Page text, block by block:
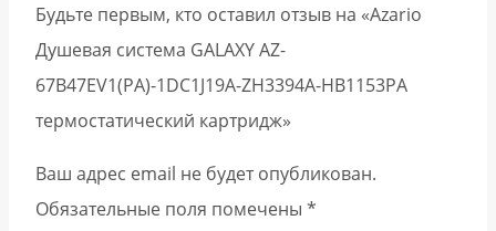
Будьте первым, кто оставил отзыв на «Azario
Душевая система GALAXY AZ-
67B47EV1(PA)-1DC1J19A-ZH3394A-HB1153PA
термостатический картридж»
Ваш адрес email не будет опубликован.
Обязательные поля помечены *